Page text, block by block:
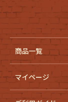
Accessory
Belt
Keyring
FAFATT
商品一覧
マイページ